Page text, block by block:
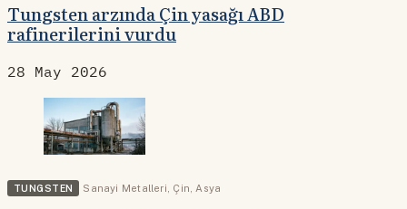
Tungsten arzında Çin yasağı ABD
rafinerilerini vurdu
28 May 2026
TUNGSTEN Sanayi Metalleri Çin Asya